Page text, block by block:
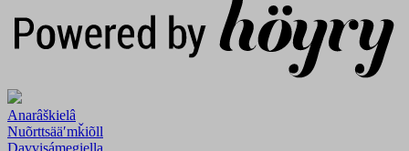
Anarâškielâ
Nuõrttsääʹmǩiõll
Davvisámegiella